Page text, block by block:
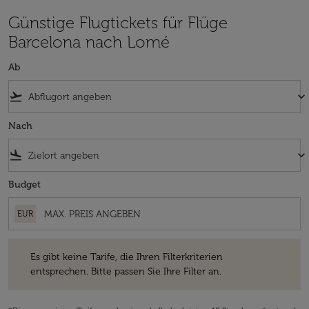
Günstige Flugtickets für Flüge
Barcelona nach Lomé
Ab
flight_takeoff keyboard_arrow_down
Nach
flight_land keyboard_arrow_down
Budget
EUR
Es gibt keine Tarife, die Ihren Filterkriterien
entsprechen. Bitte passen Sie Ihre Filter an.